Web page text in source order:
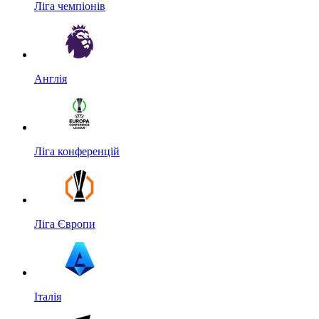
Ліга чемпіонів
Англія
Ліга конференцій
Ліга Європи
Італія